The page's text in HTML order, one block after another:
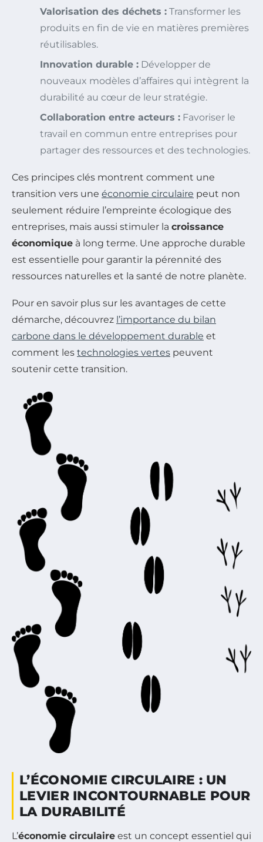
Valorisation des déchets : Transformer les
produits en fin de vie en matières premières
réutilisables.
Innovation durable : Développer de
nouveaux modèles d’affaires qui intègrent la
durabilité au cœur de leur stratégie.
Collaboration entre acteurs : Favoriser le
travail en commun entre entreprises pour
partager des ressources et des technologies.
Ces principes clés montrent comment une
transition vers une économie circulaire peut non
seulement réduire l’empreinte écologique des
entreprises, mais aussi stimuler la croissance
économique à long terme. Une approche durable
est essentielle pour garantir la pérennité des
ressources naturelles et la santé de notre planète.
Pour en savoir plus sur les avantages de cette
démarche, découvrez l’importance du bilan
carbone dans le développement durable et
comment les technologies vertes peuvent
soutenir cette transition.
L’ÉCONOMIE CIRCULAIRE : UN
LEVIER INCONTOURNABLE POUR
LA DURABILITÉ
L’économie circulaire est un concept essentiel qui